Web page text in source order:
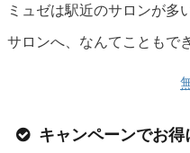
ミュゼは駅近のサロンが多
サロンへ、なんてこともで
キャンペーンでお得